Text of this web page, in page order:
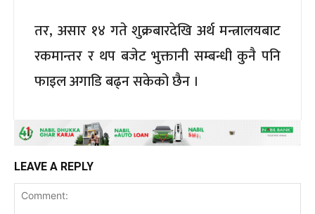
तर, असार १४ गते शुक्रबारदेखि अर्थ मन्त्रालयबाट
रकमान्तर र थप बजेट भुक्तानी सम्बन्धी कुनै पनि
फाइल अगाडि बढ्न सकेको छैन ।
LEAVE A REPLY